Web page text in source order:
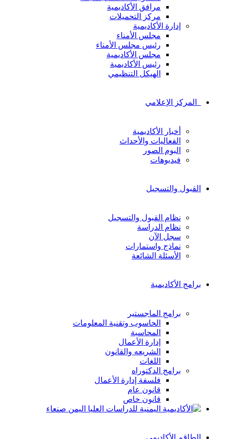
مرافق الأكاديمية
مركز التحميلات
إدارة الأكاديمية
مجلس الأمناء
رئيس مجلس الأمناء
مجلس الأكاديمية
رئيس الأكاديمية
الهيكل التنظيمي
المركز الإعلامي
أخبار الأكاديمية
الفعاليات والأحداث
البوم الصور
فيديوهات
القبول والتسجيل
نظام القبول والتسجيل
نظام الدراسة
سجل الآن
نماذج واستمارات
الأسئلة الشائعة
برامج الأكاديمية
برامج الماجستير
الحاسوب وتقنية المعلومات
المحاسبة
إدارة الأعمال
الشريعه والقانون
اللغات
برامج الدكتوراه
فلسفة إدارة الأعمال
قانون عام
قانون خاص
الطاقم الأكاديمي